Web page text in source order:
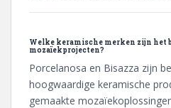
Welke keramische merken zijn het
mozaïekprojecten?
Porcelanosa en Bisazza zijn
hoogwaardige keramische
gemaakte